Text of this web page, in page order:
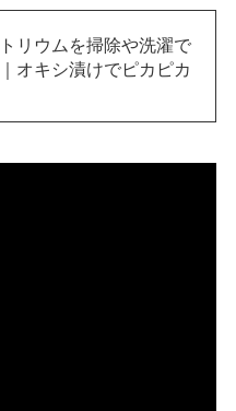
リウムを掃除や洗濯で
オキシ漬けでピカピカ